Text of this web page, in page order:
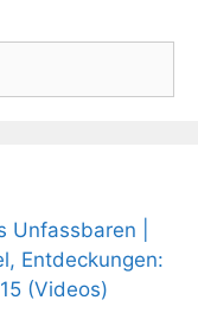
|
Entdeckungen:
(Videos)